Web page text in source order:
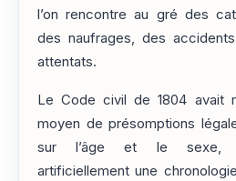
l’on rencontre au gré des
des naufrages, des
attentats.
Le Code civil de 1804 avait
moyen de présomptions
sur l’âge et le sexe,
artificiellement une